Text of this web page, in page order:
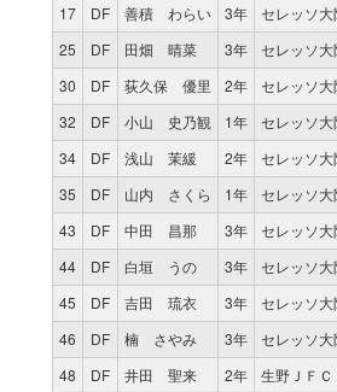
17
DF 善積 わらい 3年
セレッソ
25
DF 田畑 晴菜 3年
セレッソ
30
DF 荻久保 優里 2年
セレッソ
32
DF 小山 史乃観 1年
セレッソ
34
DF 浅山 茉緩 2年
セレッソ
35
DF 山内 さくら 1年
セレッソ
43
DF 中田 昌那 3年
セレッソ
44
DF 白垣 うの 3年
セレッソ
45
DF 吉田 琉衣 3年
セレッソ
46
DF 楠 さやみ 3年
セレッソ
48
DF 井田 聖来 2年
生野ＪＦＣ